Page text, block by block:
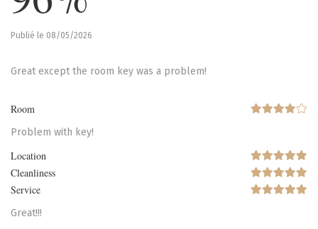
Publié le 08/05/2026
Great except the room key was a problem!
Room
Problem with key!
Location
Cleanliness
Service
Great!!!